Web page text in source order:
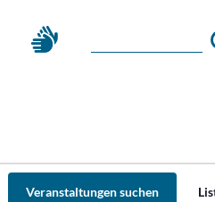
Veranstaltungen suchen